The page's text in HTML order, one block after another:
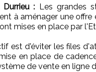
Durrieu : Les grandes
à aménager une
mises en place par
est d'éviter les files
en place de
de vente en ligne